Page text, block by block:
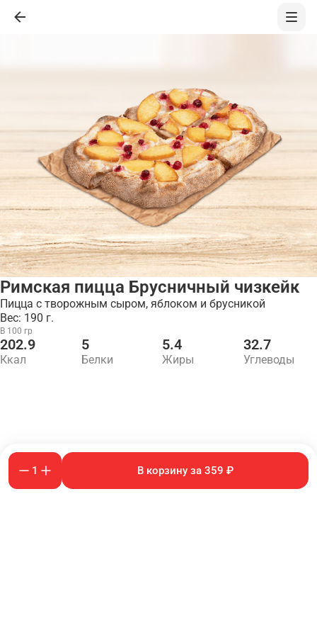
Римская пицца Брусничный чизкейк
Пицца с творожным сыром, яблоком и брусникой
Вес: 190 г.
В 100 гр
202.9
Ккал
5
Белки
5.4
Жиры
32.7
Углеводы
1 В корзину за 359 ₽